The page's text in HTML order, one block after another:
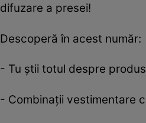
difuzare a presei!
Descoperă în acest număr:
- Tu ştii totul despre
- Combinaţii vestimentare